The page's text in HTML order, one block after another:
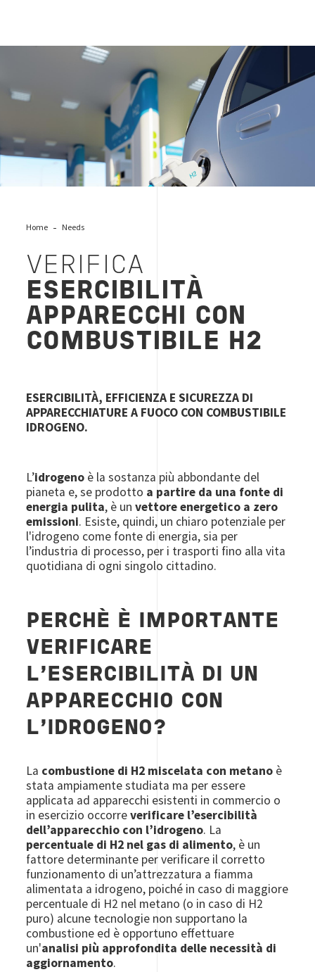
idrogeno-carica-auto-combustibileH2
Home Needs
VERIFICA
ESERCIBILITÀ
APPARECCHI CON
COMBUSTIBILE H2
ESERCIBILITÀ, EFFICIENZA E SICUREZZA DI
APPARECCHIATURE A FUOCO CON COMBUSTIBILE
IDROGENO.
L’idrogeno è la sostanza più abbondante del
pianeta e, se prodotto a partire da una fonte di
energia pulita, è unvettore energetico a zero
emissioni. Esiste, quindi, un chiaro potenziale per
l'idrogeno come fonte di energia, sia per
l’industria di processo, per i trasporti fino alla vita
quotidiana di ogni singolo cittadino.
PERCHÈ È IMPORTANTE
VERIFICARE
L'ESERCIBILITÀ DI UN
APPARECCHIO CON
L'IDROGENO?
La combustione di H2 miscelata con metano è
stata ampiamente studiata ma per essere
applicata ad apparecchi esistenti in commercio o
in esercizio occorreverificare l’esercibilità
dell’apparecchio con l’idrogeno. La
percentuale di H2 nel gas di alimento, è un
fattore determinante per verificare il corretto
funzionamento di un’attrezzatura a fiamma
alimentata a idrogeno, poiché in caso di maggiore
percentuale di H2 nel metano (o in caso di H2
puro) alcune tecnologie non supportano la
combustione ed è opportuno effettuare
un'analisi più approfondita delle necessità di
aggiornamento.